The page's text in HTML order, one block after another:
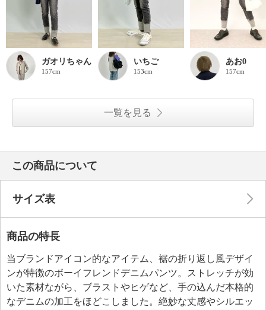
ガオリちゃん
157cm
いちご
153cm
あお0
157cm
一覧を見る
この商品について
サイズ表
商品の特長
当ブランドアイコン的なアイテム、裾の折り返し風デザイ
ンが特徴のボーイフレンドデニムパンツ。ストレッチが効
いた素材ながら、ブラストやヒゲなど、手の込んだ本格的
なデニムの加工をほどこしました。絶妙な丈感やシルエッ